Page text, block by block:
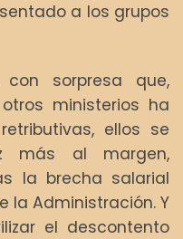
a los grupos
sorpresa que,
ministerios ha
ellos se
más al margen,
la brecha salarial
la Administración. Y
el descontento